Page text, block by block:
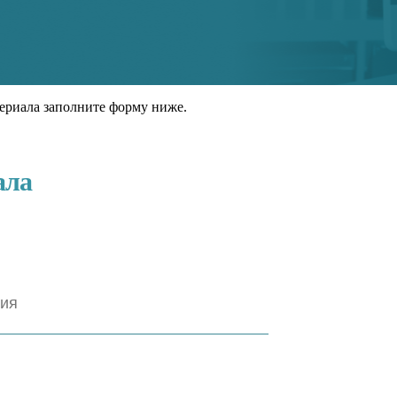
заполните форму ниже.